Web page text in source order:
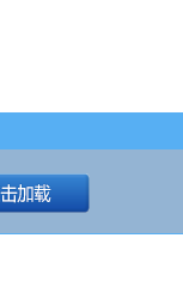
国王]